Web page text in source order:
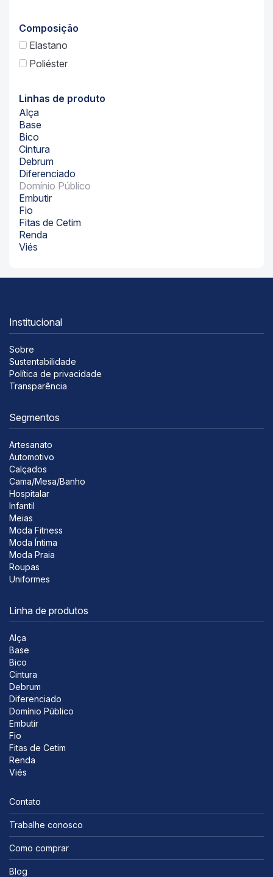
Composição
Elastano
Poliéster
Linhas de produto
Alça
Base
Bico
Cintura
Debrum
Diferenciado
Domínio Público
Embutir
Fio
Fitas de Cetim
Renda
Viés
Institucional
Sobre
Sustentabilidade
Política de privacidade
Transparência
Segmentos
Artesanato
Automotivo
Calçados
Cama/Mesa/Banho
Hospitalar
Infantil
Meias
Moda Fitness
Moda Íntima
Moda Praia
Roupas
Uniformes
Linha de produtos
Alça
Base
Bico
Cintura
Debrum
Diferenciado
Domínio Público
Embutir
Fio
Fitas de Cetim
Renda
Viés
Contato
Trabalhe conosco
Como comprar
Blog